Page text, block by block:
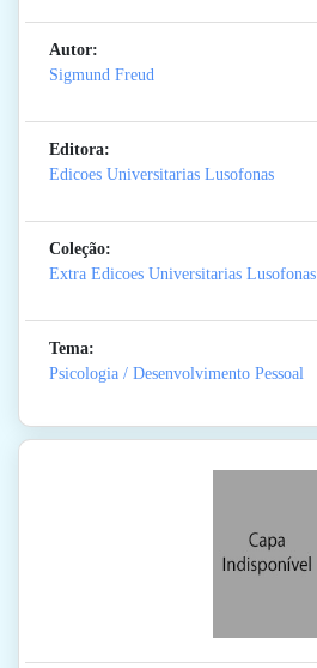
Autor:
Sigmund Freud
Editora:
Edicoes Universitarias Lusofonas
Coleção:
Extra Edicoes Universitarias Lusofonas
Tema:
Psicologia / Desenvolvimento Pessoal